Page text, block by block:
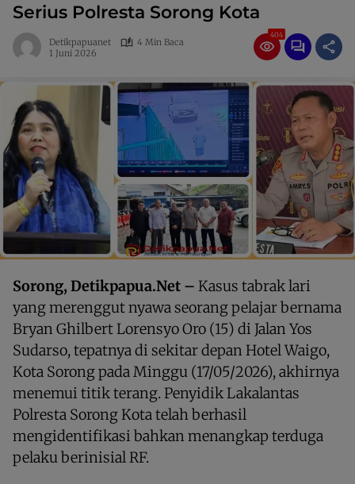
Serius Polresta Sorong Kota
Detikpapuanet
4 Min Baca
1 Juni 2026
404
Sorong, Detikpapua.Net – Kasus tabrak lari
yang merenggut nyawa seorang pelajar bernama
Bryan Ghilbert Lorensyo Oro (15) di Jalan Yos
Sudarso, tepatnya di sekitar depan Hotel Waigo,
Kota Sorong pada Minggu (17/05/2026), akhirnya
menemui titik terang. Penyidik Lakalantas
Polresta Sorong Kota telah berhasil
mengidentifikasi bahkan menangkap terduga
pelaku berinisial RF.